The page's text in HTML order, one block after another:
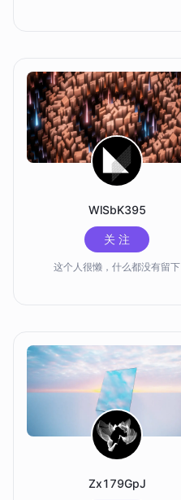
WlSbK395
关 注
这个人很懒，什么都没有留下
Zx179GpJ